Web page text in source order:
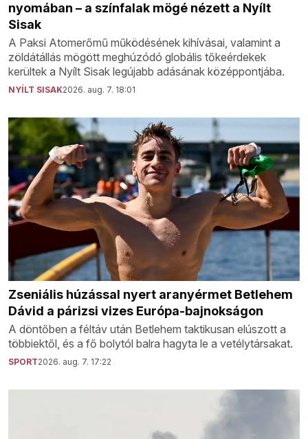
nyomában – a színfalak mögé nézett a Nyílt
Sisak
A Paksi Atomerőmű működésének kihívásai, valamint a
zöldátállás mögött meghúzódó globális tőkeérdekek
kerültek a Nyílt Sisak legújabb adásának középpontjába.
NYÍLT SISAK2026. aug. 7. 18:01
Zseniális húzással nyert aranyérmet Betlehem
Dávid a párizsi vizes Európa-bajnokságon
A döntőben a féltáv után Betlehem taktikusan elúszott a
többiektől, és a fő bolytól balra hagyta le a vetélytársakat.
SPORT2026. aug. 7. 17:22